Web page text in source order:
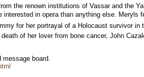
the renown institutions of Vassar and the
in opera than anything else.
for her portrayal of a Holocaust survivor
of her lover from bone cancer, John
board.